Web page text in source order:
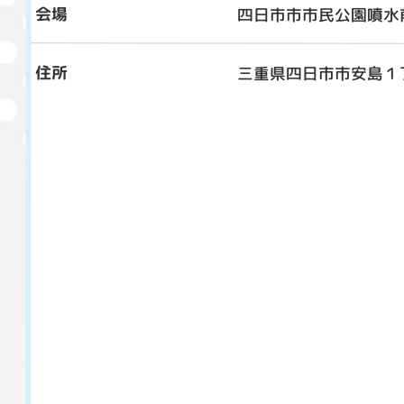
会場 四日市市市民公園噴水
住所 三重県四日市市安島１